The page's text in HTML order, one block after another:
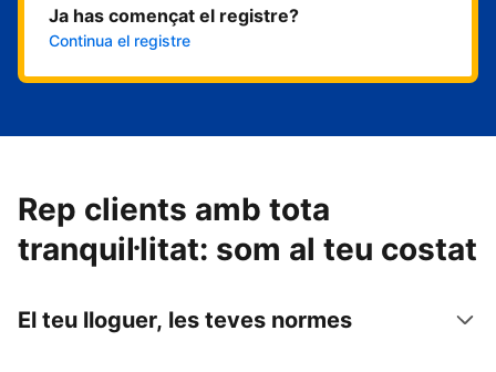
Ja has començat el registre?
Continua el registre
Rep clients amb tota
tranquil·litat: som al teu costat
El teu lloguer, les teves normes